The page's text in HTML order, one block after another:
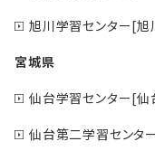
旭川学習センター[旭
宮城県
仙台学習センター[仙
仙台第二学習センタ